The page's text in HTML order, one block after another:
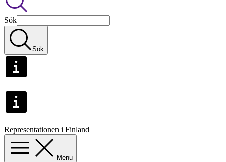
Sök
Sök
Representationen i Finland
Menu